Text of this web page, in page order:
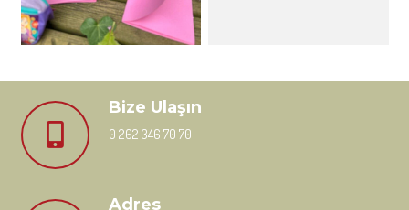
Bize Ulaşın
0 262 346 70 70
Adres